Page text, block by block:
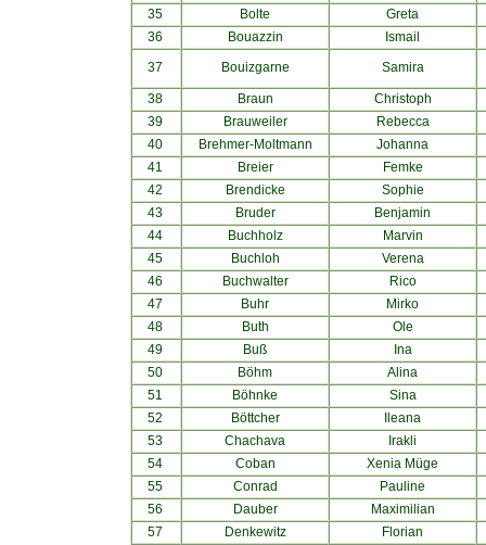
35
Bolte
Greta
36
Bouazzin
Ismail
37
Bouizgarne Samira
38 Braun
Christoph
39
Brauweiler
Rebecca
40
Brehmer-Moltmann
Johanna
41
Breier
Femke
42
Brendicke
Sophie
43
Bruder
Benjamin
44
Buchholz
Marvin
45
Buchloh
Verena
46
Buchwalter
Rico
47
Buhr
Mirko
48
Buth
Ole
49
Buß
Ina
50
Böhm
Alina
51
Böhnke
Sina
52
Böttcher
Ileana
53
Chachava
Irakli
54
Coban
Xenia Müge
55
Conrad
Pauline
56
Dauber
Maximilian
57
Denkewitz
Florian